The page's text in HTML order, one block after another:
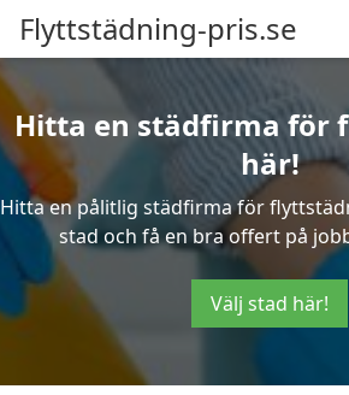
Flyttstädning-pris.se
Hitta en städfirma för
här!
Hitta en pålitlig städfirma för
stad och få en bra offert på
Välj stad här!